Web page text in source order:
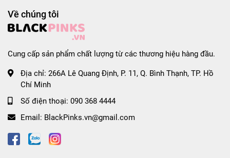
Về chúng tôi
Cung cấp sản phẩm chất lượng từ các thương hiệu hàng đầu.
Địa chỉ: 266A Lê Quang Định, P. 11, Q. Bình Thạnh, TP. Hồ
Chí Minh
Số điện thoại: 090 368 4444
Email: BlackPinks.vn@gmail.com